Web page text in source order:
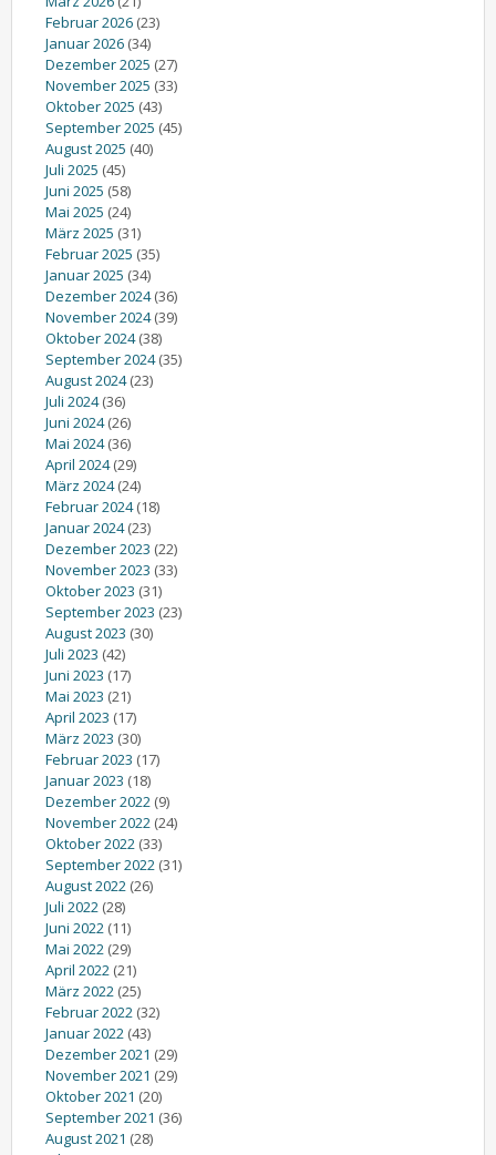
Februar 2026 (23)
Januar 2026 (34)
Dezember 2025 (27)
November 2025 (33)
Oktober 2025 (43)
September 2025 (45)
August 2025 (40)
Juli 2025 (45)
Juni 2025 (58)
Mai 2025 (24)
März 2025 (31)
Februar 2025 (35)
Januar 2025 (34)
Dezember 2024(36)
November 2024(39)
Oktober 2024(38)
September 2024(35)
August 2024(23)
Juli 2024(36)
Juni 2024(26)
Mai 2024(36)
April 2024(29)
März 2024(24)
Februar 2024(18)
Januar 2024(23)
Dezember 2023 (22)
November 2023 (33)
Oktober 2023 (31)
September 2023 (23)
August 2023 (30)
Juli 2023 (42)
Juni 2023 (17)
Mai 2023 (21)
April 2023 (17)
März 2023 (30)
Februar 2023 (17)
Januar 2023 (18)
Dezember 2022 (9)
November 2022 (24)
Oktober 2022 (33)
September 2022 (31)
August 2022 (26)
Juli 2022 (28)
Juni 2022 (11)
Mai 2022 (29)
April 2022 (21)
März 2022 (25)
Februar 2022 (32)
Januar 2022 (43)
Dezember 2021 (29)
November 2021 (29)
Oktober 2021 (20)
September 2021 (36)
August 2021 (28)